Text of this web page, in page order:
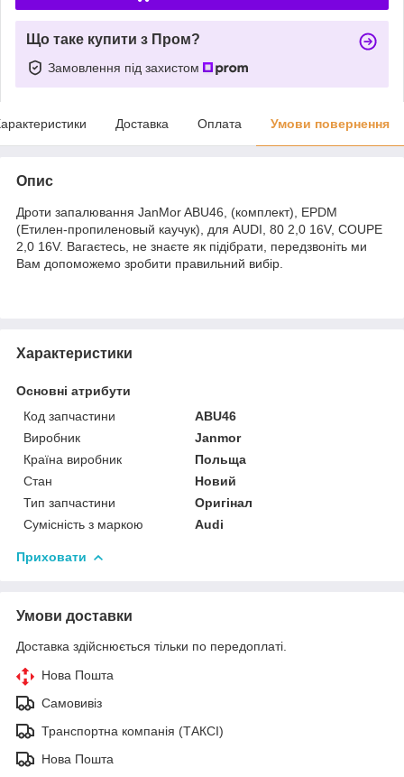
Що таке купити з Пром?
Замовлення під захистом
Доставка Оплата Умови повернення
Опис
Дроти запалювання JanMor ABU46, (комплект), EPDM
(Етилен-пропиленовый каучук), для AUDI, 80 2,0 16V, COUPE
2,0 16V. Вагаєтесь, не знаєте як підібрати, передзвоніть ми
Вам допоможемо зробити правильний вибір.
Характеристики
Основні атрибути
Код запчастини
ABU46
Виробник
Janmor
Країна виробник
Польща
Стан
Новий
Тип запчастини
Оригінал
Сумісність з маркою
Audi
Приховати
Умови доставки
Доставка здійснюється тільки по передоплаті.
Нова Пошта
Самовивіз
Транспортна компанія (ТАКСІ)
Нова Пошта